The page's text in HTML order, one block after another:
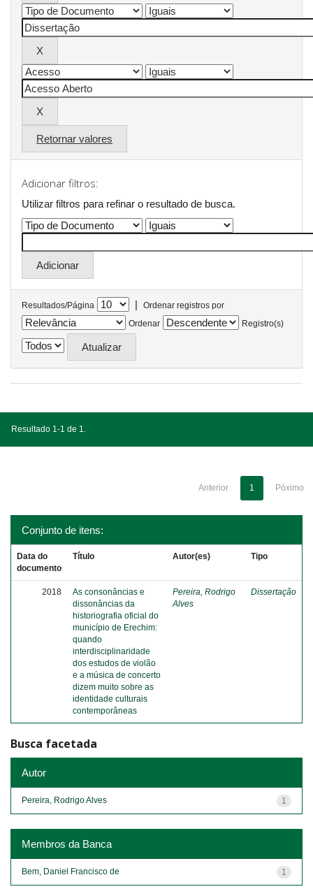
Retornar valores
Adicionar filtros:
Utilizar filtros para refinar o resultado de busca.
Resultados/Página |
Ordenar registros por
Ordenar
Registro(s)
Resultado 1-1 de 1.
Anterior 1 Póximo
Conjunto de itens:
Data do
documento
Título Autor(es) Tipo
2018
As consonâncias e
dissonâncias da
historiografia oficial do
município de Erechim:
quando
interdisciplinaridade
dos estudos de violão
e a música de concerto
dizem muito sobre as
identidade culturais
contemporâneas
Pereira, Rodrigo
Alves
Dissertação
Busca facetada
Autor
1
Pereira, Rodrigo Alves
Membros da Banca
1
Bem, Daniel Francisco de